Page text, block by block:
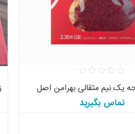
یک نیم مثقالی بهرامن اصل
تماس بگیرید